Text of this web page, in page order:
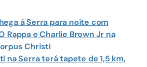
à Serra para noite com
Rappa e Charlie Brown Jr na
Christi
na Serra terá tapete de 1,5 km,